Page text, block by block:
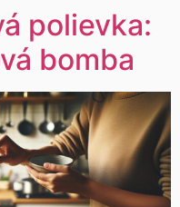
polievka:
bomba